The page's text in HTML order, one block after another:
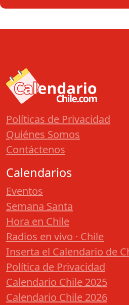
Políticas de Privacidad
Quiénes Somos
Contáctenos
Calendarios
Eventos
Semana Santa
Hora en Chile
Radios en vivo · Chile
Inserta el Calendario de
Política de Privacidad
Calendario Chile 2025
Calendario Chile 2026